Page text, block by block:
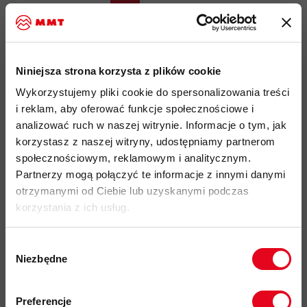
Niniejsza strona korzysta z plików cookie
Wykorzystujemy pliki cookie do spersonalizowania treści
i reklam, aby oferować funkcje społecznościowe i
analizować ruch w naszej witrynie. Informacje o tym, jak
korzystasz z naszej witryny, udostępniamy partnerom
społecznościowym, reklamowym i analitycznym.
Partnerzy mogą połączyć te informacje z innymi danymi
otrzymanymi od Ciebie lub uzyskanymi podczas
korzystania z ich usług.
zgody
Niezbędne
Preferencje
Poduszka Mammut
Ergonomic Pillow CFT
167,00 zł
209,00 zł